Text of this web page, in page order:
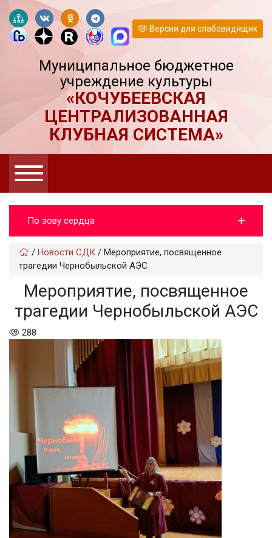
Версия для слабовидящих
Муниципальное бюджетное
учреждение культуры
«КОЧУБЕЕВСКАЯ
ЦЕНТРАЛИЗОВАННАЯ
КЛУБНАЯ СИСТЕМА»
По зову сердца
/ Новости СДК / Мероприятие, посвященное
трагедии Чернобыльской АЭС
Мероприятие, посвященное
трагедии Чернобыльской АЭС
288